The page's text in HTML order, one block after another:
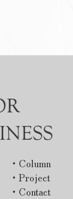
・Column
・Project
・Contact